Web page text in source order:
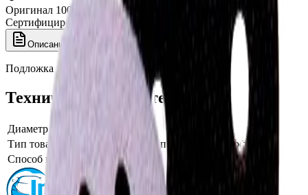
Оригинал 100%
Сертифицированный товар
Описание Характеристики
Подложка мягкая 3M, 75 мм, 05771
Технические характеристики
Диаметр
Тип товара
Переходник, подложка, интерфейс
Способ крепления
Липучка